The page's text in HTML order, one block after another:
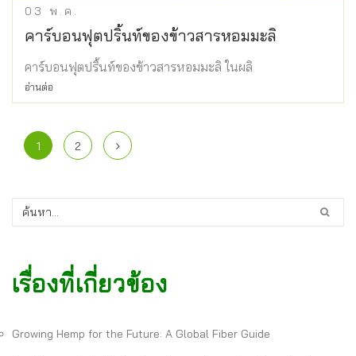
03 พ.ค.
คาร์บอนฟุตปริ้นท์ของข้าวสารหอมมะลิ
คาร์บอนฟุตปริ้นท์ของข้าวสารหอมมะลิ ในผลิ
อ่านต่อ
1 2
เรื่องที่เกี่ยวข้อง
Growing Hemp for the Future: A Global Fiber Guide